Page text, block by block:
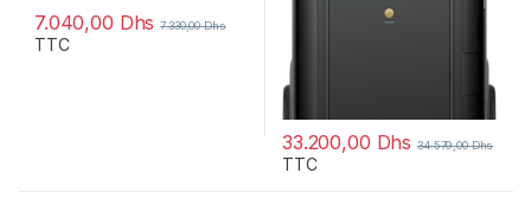
7.040,00 Dhs 7.330,00Dhs
TTC
33.200,00 Dhs 34.579,00Dhs
TTC